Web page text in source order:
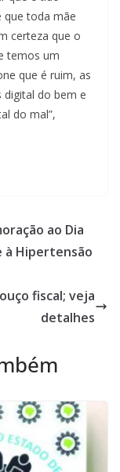
que toda mãe
certeza que o
temos um
que é ruim, as
digital do bem e
do mal”,
ao Dia
à Hipertensão
fiscal; veja
detalhes